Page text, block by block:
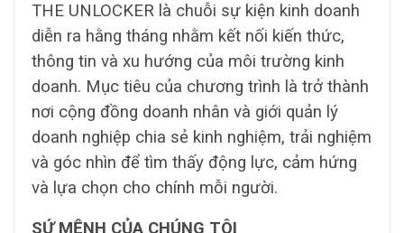
THE UNLOCKER là chuỗi sự kiện kinh doanh
diễn ra hằng tháng nhằm kết nối kiến thức,
thông tin và xu hướng của môi trường kinh
doanh. Mục tiêu của chương trình là trở thành
nơi cộng đồng doanh nhân và giới quản lý
doanh nghiệp chia sẻ kinh nghiệm, trải nghiệm
và góc nhìn để tìm thấy động lực, cảm hứng
và lựa chọn cho chính mỗi người.
SỨ MỆNH CỦA CHÚNG TÔI